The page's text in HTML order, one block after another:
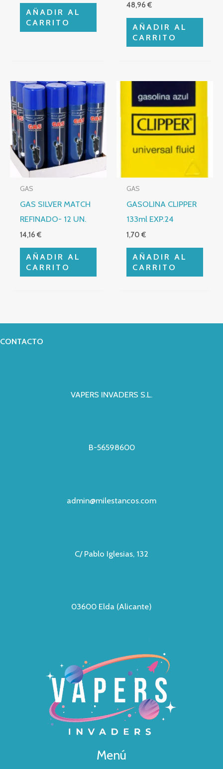
AÑADIR AL
CARRITO
48,96€
AÑADIR AL
CARRITO
GAS
GAS SILVER MATCH
REFINADO- 12 UN.
14,16€
AÑADIR AL
CARRITO
GAS
GASOLINA CLIPPER
133ml EXP.24
1,70€
AÑADIR AL
CARRITO
CONTACTO
VAPERS INVADERS S.L.
B-56598600
admin@milestancos.com
C/ Pablo Iglesias, 132
03600 Elda (Alicante)
Menú